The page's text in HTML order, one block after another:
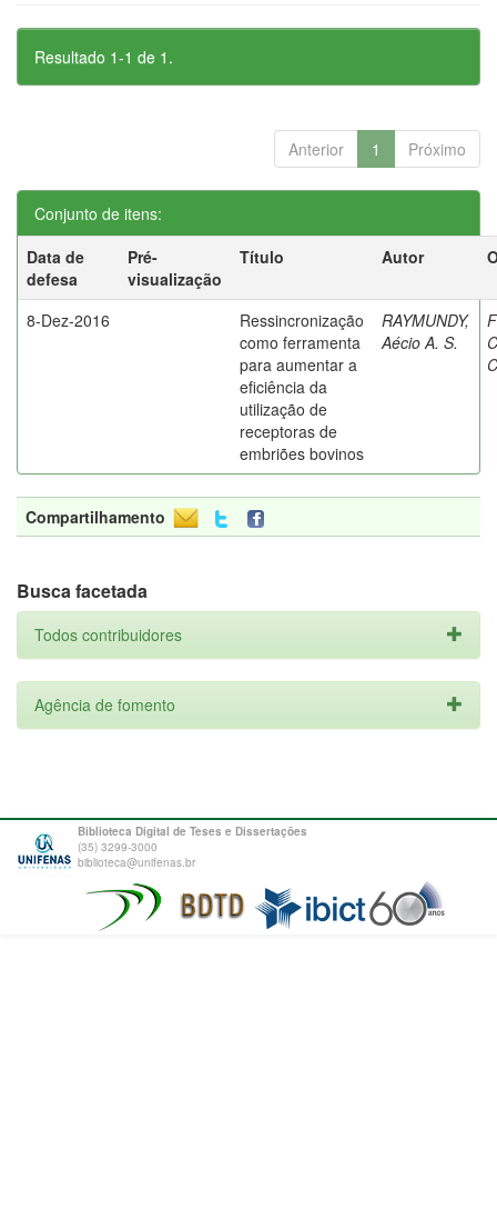
Resultado 1-1 de 1.
Anterior 1 Próximo
Conjunto de itens:
Data de
defesa
Pré-
visualização
Título Autor
8-Dez-2016
Ressincronização
como ferramenta
para aumentar a
eficiência da
utilização de
receptoras de
embriões bovinos
RAYMUNDY,
Aécio A. S.
Compartilhamento
Busca facetada
Todos contribuidores
Agência de fomento
Biblioteca Digital de Teses e Dissertações
(35) 3299-3000
biblioteca@unifenas.br